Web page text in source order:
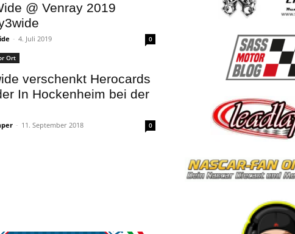
@ Venray 2019
- 4. Juli 2019 0
Ort
verschenkt Herocards
In Hockenheim bei der
- 11. September 2018 0